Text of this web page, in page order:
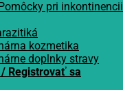
pri inkontinencii
kozmetika
doplnky stravy
Registrovať sa